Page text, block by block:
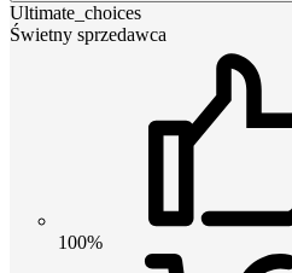
Ultimate_choices
Świetny sprzedawca
100%